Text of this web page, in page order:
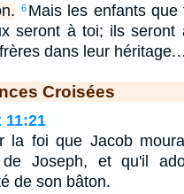
6 Mais les enfants que
seront à toi; ils seront
dans leur
Croisées
11:21
la foi que Jacob
Joseph, et qu'il
de son bâton.